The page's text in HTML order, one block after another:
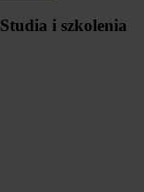
Studia i szkolenia